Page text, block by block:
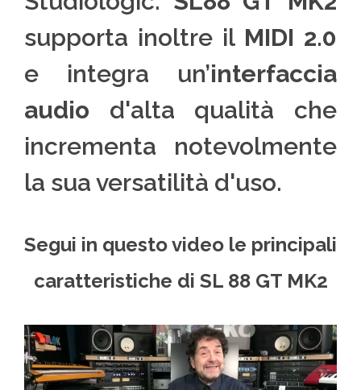
supporta inoltre il MIDI 2.0
e integra un’interfaccia
audio d'alta qualità che
incrementa notevolmente
la sua versatilità d'uso.
Segui in questo video le principali
caratteristiche di SL 88 GT MK2